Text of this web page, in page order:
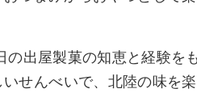
の出屋製菓の知恵と経験を
せんべいで、北陸の味を